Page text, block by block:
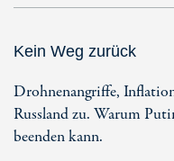
Kein Weg zurück
Drohnenangriffe,
Russland zu. Warum
beenden kann.